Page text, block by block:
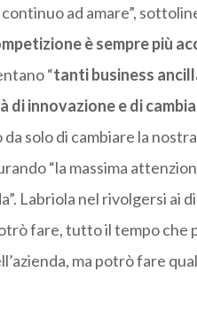
ad amare”,
è sempre più
“tanti business
di innovazione e di
solo di cambiare la
“la massima
Labriola nel rivolgersi ai
fare, tutto il tempo
ma potrò fare